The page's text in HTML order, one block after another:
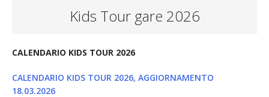
Kids Tour gare 2026
CALENDARIO KIDS TOUR 2026
CALENDARIO KIDS TOUR 2026, AGGIORNAMENTO
18.03.2026